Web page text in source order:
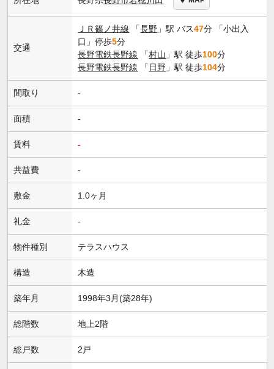
交通
ＪＲ篠ノ井線 「長野 」駅 バス47分 「小出入
口」停歩5分
長野電鉄長野線 「村山 」駅 徒歩100分
長野電鉄長野線 「 日野 」駅 徒歩104分
間取り -
面積 -
賃料 -
共益費 -
敷金 1.0ヶ月
礼金 -
物件種別 テラスハウス
構造 木造
築年月 1998年3月(築28年)
総階数 地上2階
総戸数 2戸